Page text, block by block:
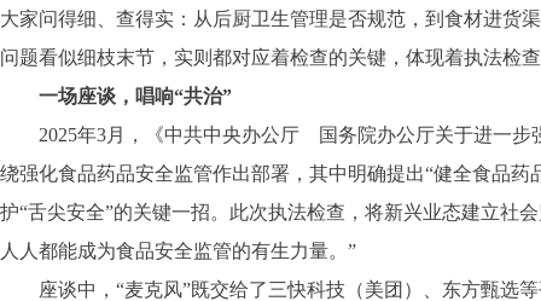
大家问得细、查得实：从后厨卫生管理是否规范，到食材进
问题看似细枝末节，实则都对应着检查的关键，体现着执法检
一场座谈，唱响“共治”
2025年3月，《中共中央办公厅 国务院办公厅关于进一步
绕强化食品药品安全监管作出部署，其中明确提出“健全食品
护“舌尖安全”的关键一招。此次执法检查，将新兴业态建立社
人人都能成为食品安全监管的有生力量。”
座谈中，“麦克风”既交给了三快科技（美团）、东方甄选等